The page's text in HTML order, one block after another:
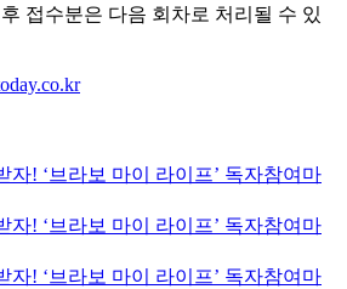
접수분은 다음 회차로 처리될 수 있
자! ‘브라보 마이 라이프’ 독자참여마
자! ‘브라보 마이 라이프’ 독자참여마
자! ‘브라보 마이 라이프’ 독자참여마